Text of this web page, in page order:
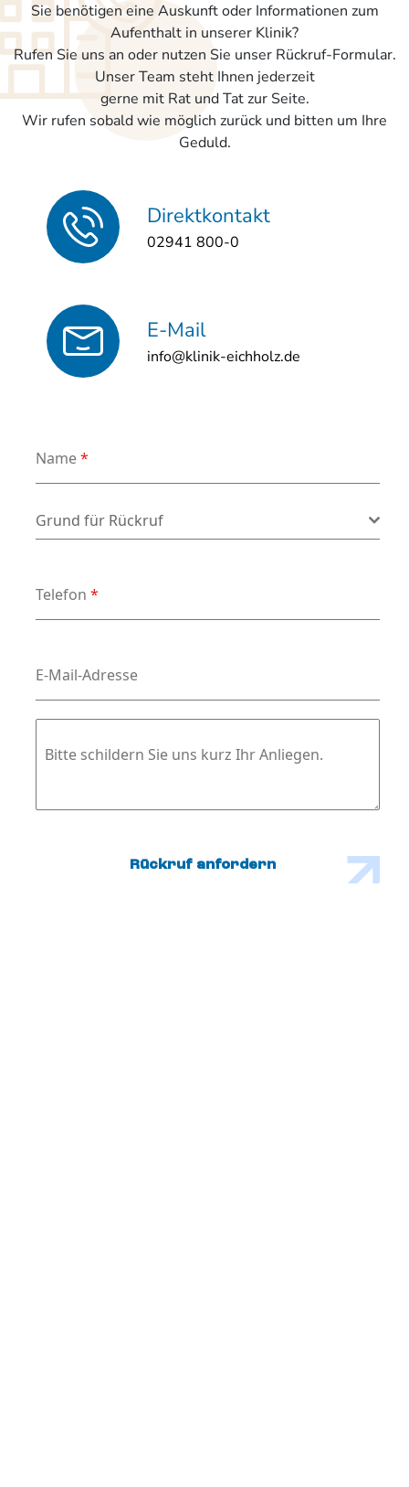
Sie benötigen eine Auskunft oder Informationen zum
Aufenthalt in unserer Klinik?
Rufen Sie uns an oder nutzen Sie unser Rückruf-Formular.
Unser Team steht Ihnen jederzeit
gerne mit Rat und Tat zur Seite.
Wir rufen sobald wie möglich zurück und bitten um Ihre
Geduld.
Direktkontakt
02941 800-0
E-Mail
info@klinik-eichholz.de
Name*
Grund für Rückruf
Telefon *
E-Mail-Adresse
Bitte schildern Sie uns kurz Ihr Anliegen.
Rückruf anfordern